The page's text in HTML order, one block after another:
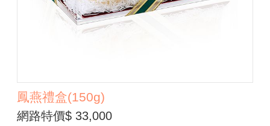
鳳燕禮盒(150g)
網路特價$ 33,000